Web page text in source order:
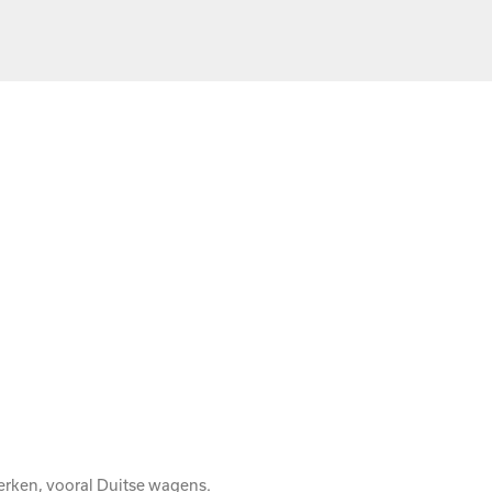
vooral Duitse wagens.